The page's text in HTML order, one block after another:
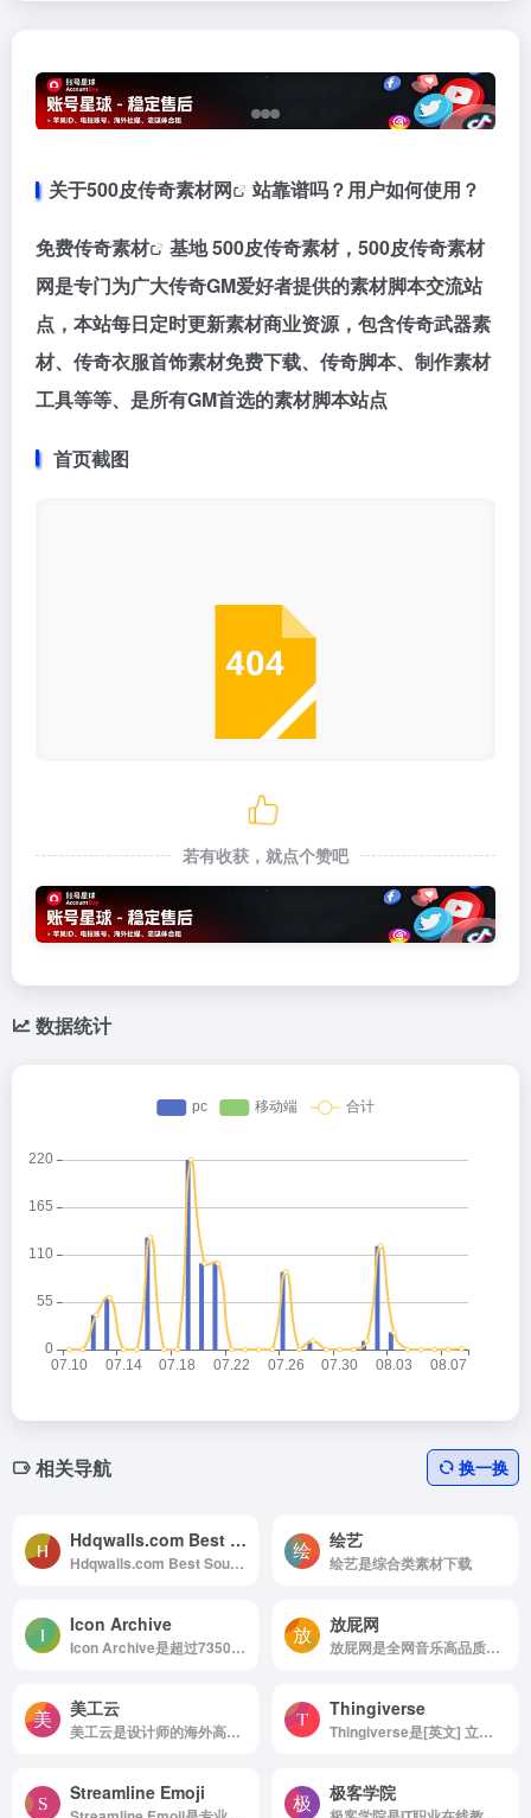
关于500皮传奇素材网 站靠谱吗？用户如何使用？
免费传奇素材
基地 500皮传奇素材，500皮传奇素材
网是专门为广大传奇GM爱好者提供的素材脚本交流站
点，本站每日定时更新素材商业资源，包含传奇武器素
材、传奇衣服首饰素材免费下载、传奇脚本、制作素材
工具等等、是所有GM首选的素材脚本站点
首页截图
若有收获，就点个赞吧
数据统计
相关导航 换一换
Hdqwalls.com Best Source For HD,4k,5k,8k Wallpapers
Hdqwalls.com Best Source For HD,4k,5k,8k Wallpapers是Download HD Wallpapers, Desktop Wallpapers, Widescreen Wallpapers In High Quality
绘艺
绘艺是综合类素材下载
Icon Archive
Icon Archive是超过735000个免费图标
放屁网
放屁网是全网音乐高品质免费下载
美工云
美工云是设计师的海外高端素材宝库
Thingiverse
Thingiverse是[英文] 立体实物的数字设计
Streamline Emoji 极客学院